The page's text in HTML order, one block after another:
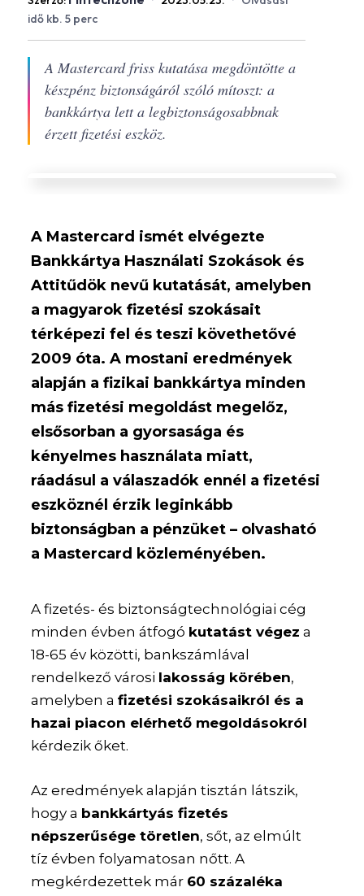
idő kb. 5 perc
A Mastercard friss kutatása megdöntötte a
készpénz biztonságáról szóló mítoszt: a
bankkártya lett a legbiztonságosabbnak
érzett fizetési eszköz.
A Mastercard ismét elvégezte
Bankkártya Használati Szokások és
Attitűdök nevű kutatását, amelyben
a magyarok fizetési szokásait
térképezi fel és teszi követhetővé
2009 óta. A mostani eredmények
alapján a fizikai bankkártya minden
más fizetési megoldást megelőz,
elsősorban a gyorsasága és
kényelmes használata miatt,
ráadásul a válaszadók ennél a fizetési
eszköznél érzik leginkább
biztonságban a pénzüket – olvasható
a Mastercard közleményében.
A fizetés- és biztonságtechnológiai cég
minden évben átfogó kutatást végez a
18-65 év közötti, bankszámlával
rendelkező városi lakosság körében,
amelyben afizetési szokásaikról és a
hazai piacon elérhető megoldásokról
kérdezik őket.
Az eredmények alapján tisztán látszik,
hogy a bankkártyás fizetés
népszerűsége töretlen, sőt, az elmúlt
tíz évben folyamatosan nőtt. A
megkérdezettek már 60 százaléka